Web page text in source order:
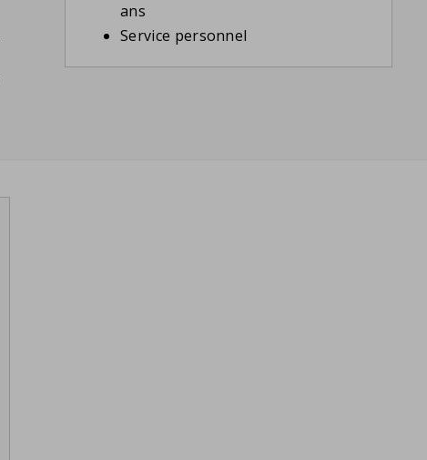
ans
Service personnel